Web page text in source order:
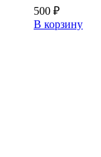
500 ₽
В корзину